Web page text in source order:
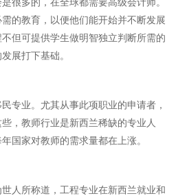
多的，在全球都需要高级会计师。
的教育，以便他们能开始并不断发展
但可提供学生做明智独立判断所需的
展打下基础。
业。尤其从事此项职业的申请者，
，教师行业是新西兰稀缺的专业人
国家对教师的需求量都在上涨。
所称道，工程专业在新西兰就业和